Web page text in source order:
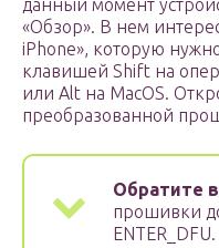
данный момент
«Обзор». В нем
iPhone», которую
клавишей Shift на
или Alt на MacOS.
преобразованной
Обратите
прошивки
ENTER_DFU.